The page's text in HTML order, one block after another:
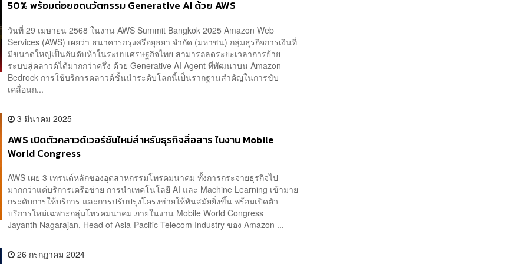
50% พร้อมต่อยอดนวัตกรรม Generative AI ด้วย AWS
วันที่ 29 เมษายน 2568 ในงาน AWS Summit Bangkok 2025 Amazon Web
Services (AWS) เผยว่า ธนาคารกรุงศรีอยุธยา จำกัด (มหาชน) กลุ่มธุรกิจการเงินที่
มีขนาดใหญ่เป็นอันดับห้าในระบบเศรษฐกิจไทย สามารถลดระยะเวลาการย้าย
ระบบสู่คลาวด์ได้มากกว่าครึ่ง ด้วย Generative AI Agent ที่พัฒนาบน Amazon
Bedrock การใช้บริการคลาวด์ชั้นนำระดับโลกนี้เป็นรากฐานสำคัญในการขับ
เคลื่อนก...
3 มีนาคม 2025
AWS เปิดตัวคลาวด์เวอร์ชันใหม่สำหรับธุรกิจสื่อสาร ในงาน Mobile
World Congress
AWS เผย 3 เทรนด์หลักของอุตสาหกรรมโทรคมนาคม ทั้งการกระจายธุรกิจไป
มากกว่าแค่บริการเครือข่าย การนำเทคโนโลยี AI และ Machine Learning เข้ามาย
กระดับการให้บริการ และการปรับปรุงโครงข่ายให้ทันสมัยยิ่งขึ้น พร้อมเปิดตัว
บริการใหม่เฉพาะกลุ่มโทรคมนาคม ภายในงาน Mobile World Congress
Jayanth Nagarajan, Head of Asia-Pacific Telecom Industry ของ Amazon ...
26 กรกฎาคม 2024